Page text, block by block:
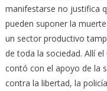
manifestarse no justifica
pueden suponer la
un sector productivo
de toda la sociedad. Allí
contó con el apoyo de la
contra la libertad, la